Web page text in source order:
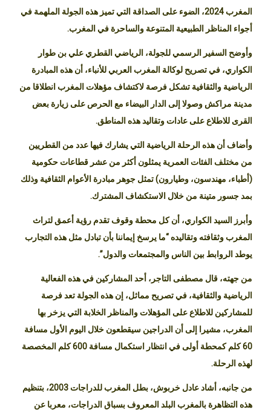
المغرب 2024، الضوء على الصداقة التي تميز هذه الجولة الملهمة في
أجواء المناظر الطبيعية المتنوعة والساحرة في المغرب.
وأوضح السفير الرسمي للجولة، الرياضي القطري علي بن طوار
الكواري، في تصريح لوكالة المغرب العربي للأنباء، أن هذه المبادرة
الرياضية والثقافية تشكل فرصة لاكتشاف مؤهلات المغرب انطلاقا من
مدينة مراكش وصولا إلى الدار البيضاء مع الحرص على زيارة بعض
القرى للاطلاع على عادات وتقاليد هذه المناطق.
وأضاف أن هذه الرحلة الرياضية التي يشارك فيها عدد من القطريين
من مختلف الفئات العمرية يمثلون أكثر من عشر قطاعات حكومية
(أطباء، مهندسون، وطيارون) تمثل جوهر مبادرة الأعوام الثقافية وذلك
بمد جسور متينة من خلال الاستكشاف المشترك.
وأبرز السيد الكواري، أن كل محطة وقوف تقدم رؤية أعمق لتراث
المغرب وثقافته وتقاليده “ما يرسخ إيماننا بأن تبادل مثل هذه التجارب
يوطد الروابط بين الناس والمجتمعات والدول”.
من جهته، قال مصطفى التاجر، أحد المشاركين في هذه الفعالية
الرياضية والثقافية، في تصريح مماثل، إن هذه الجولة تعد فرصة
للمشاركين للاطلاع على المؤهلات والمناظر الخلابة التي يزخر بها
المغرب، مشيرا إلى أن الدراجين سيقطعون خلال اليوم الأول مسافة
60 كلم كمحطة أولى في انتظار استكمال مسافة 600 كلم المخصصة
لهذه الرحلة.
من جانبه، أشاد عادل خربوش، بطل المغرب للدراجات 2003، بتنظيم
هذه التظاهرة بالمغرب البلد المعروف بسباق الدراجات، معربا عن